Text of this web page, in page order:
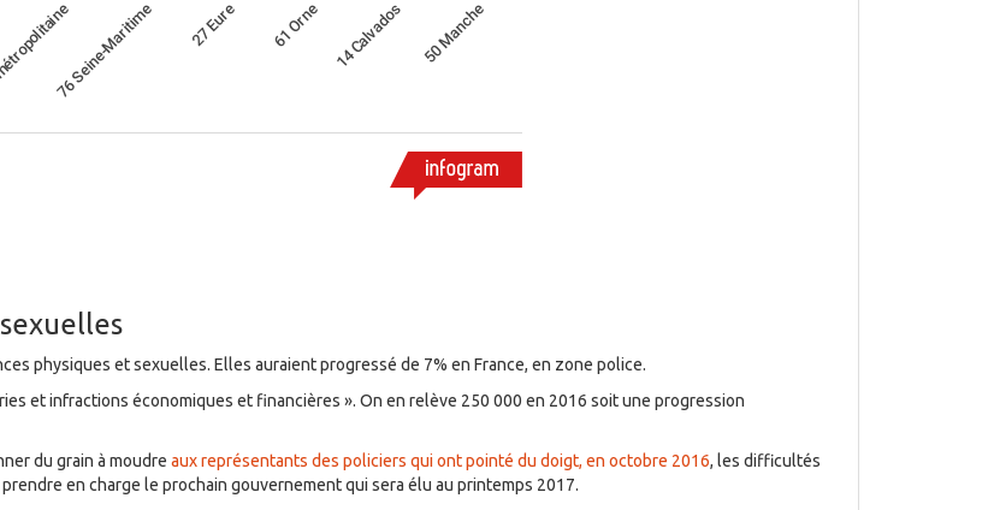
physiques et sexuelles. Elles auraient progressé de 7% en France, en zone police.
et infractions économiques et financières ». On en relève 250 000 en 2016 soit une progression
du grain à moudre aux représentants des policiers qui ont pointé du doigt, en octobre 2016, les difficultés
en charge le prochain gouvernement qui sera élu au printemps 2017.